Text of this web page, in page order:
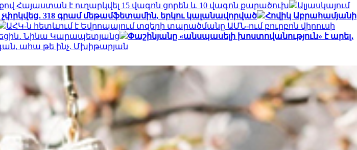
Հայաստան է ուղարկվել 15 վագոն ցորեն և 10 վագոն քարածուխ
Ալյասկայում
318 գրամ մեթամֆետամին, երկու կալանավորված
Հովիկ Աբրահամյանի
ԱՀԿ-ն հետևում է Եվրոպայում տզերի տարածմանը ԱՄՆ-ում բուրբոն վիրուսի
Նինա Կարապետյանց
Փաշինյանը «անսպասելի խոստովանություն» է արել․
ահա թե ինչ. Մխիթարյան